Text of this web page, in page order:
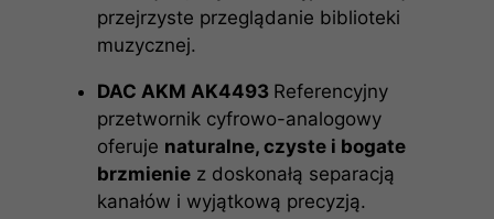
przejrzyste przeglądanie biblioteki
muzycznej.
DAC AKM AK4493 Referencyjny
przetwornik cyfrowo-analogowy
oferuje naturalne, czyste i bogate
brzmieniez doskonałą separacją
kanałów i wyjątkową precyzją.